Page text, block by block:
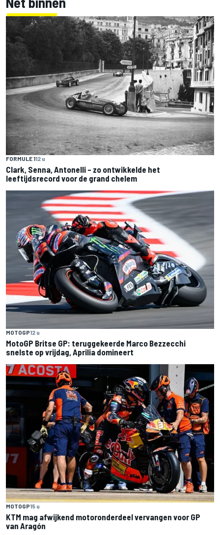
FORMULE 112 u
Clark, Senna, Antonelli – zo ontwikkelde het
leeftijdsrecord voor de grand chelem
MOTOGP12 u
MotoGP Britse GP: teruggekeerde Marco Bezzecchi
snelste op vrijdag, Aprilia domineert
MOTOGP15 u
KTM mag afwijkend motoronderdeel vervangen voor GP
van Aragón